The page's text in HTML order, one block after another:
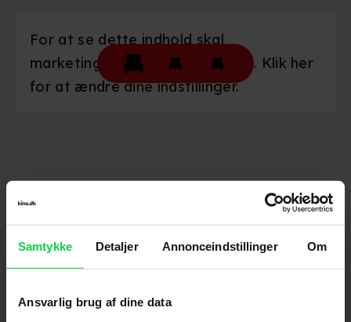
Samtykke Detaljer Annonceindstillinger Om
Ansvarlig brug af dine data
For at se dette indhold skal
marketingcookies være slået til. Klik her
for at ændre dine indstillinger.
Følg os for de seneste nyheder, konkurrencer
Mest læste nyheder